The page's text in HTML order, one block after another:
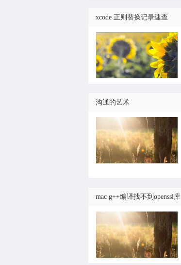
xcode 正则替换记录速查
沟通的艺术
mac g++编译找不到openssl库